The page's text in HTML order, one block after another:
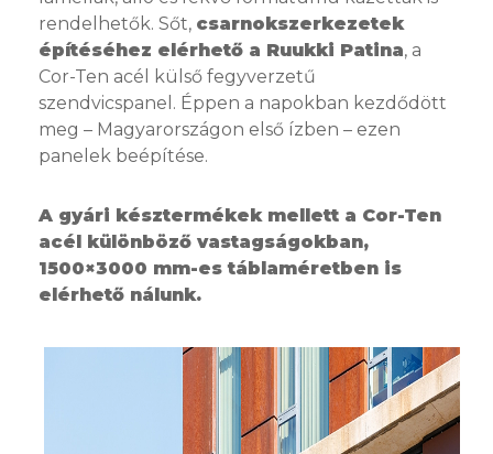
rendelhetők. Sőt, csarnokszerkezetek
építéséhez elérhető a Ruukki Patina, a
Cor-Ten acél külső fegyverzetű
szendvicspanel. Éppen a napokban kezdődött
meg – Magyarországon első ízben – ezen
panelek beépítése.
A gyári késztermékek mellett a Cor-Ten
acél különböző vastagságokban,
1500×3000 mm-es táblaméretben is
elérhető nálunk.